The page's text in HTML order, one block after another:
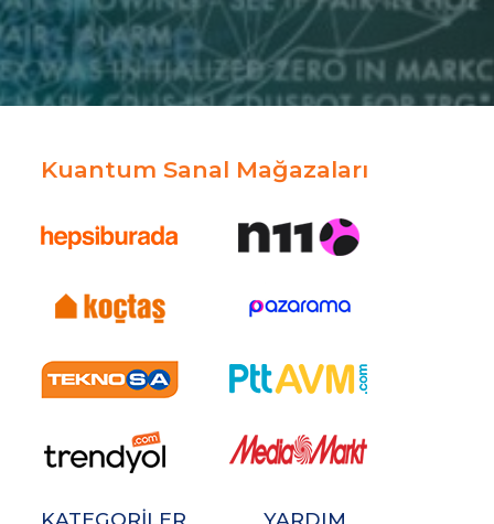
Kuantum Sanal Mağazaları
KATEGORİLER YARDIM